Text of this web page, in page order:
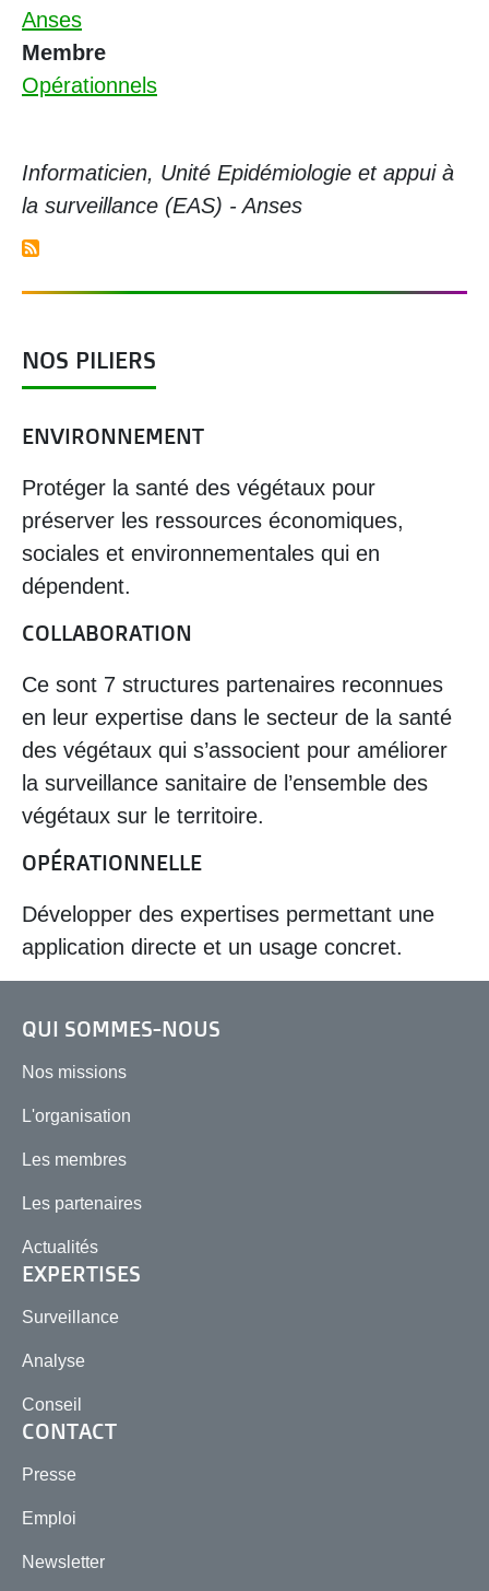
Anses
Membre
Opérationnels
Informaticien, Unité Epidémiologie et appui à
la surveillance (EAS) - Anses
NOS PILIERS
ENVIRONNEMENT
Protéger la santé des végétaux pour
préserver les ressources économiques,
sociales et environnementales qui en
dépendent.
COLLABORATION
Ce sont 7 structures partenaires reconnues
en leur expertise dans le secteur de la santé
des végétaux qui s’associent pour améliorer
la surveillance sanitaire de l’ensemble des
végétaux sur le territoire.
OPÉRATIONNELLE
Développer des expertises permettant une
application directe et un usage concret.
QUI SOMMES-NOUS
Nos missions
L'organisation
Les membres
Les partenaires
Actualités
EXPERTISES
Surveillance
Analyse
Conseil
CONTACT
Presse
Emploi
Newsletter